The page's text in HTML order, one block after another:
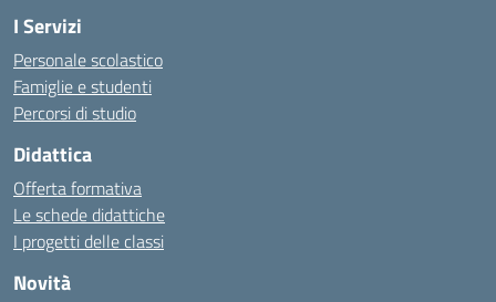
I Servizi
Personale scolastico
Famiglie e studenti
Percorsi di studio
Didattica
Offerta formativa
Le schede didattiche
I progetti delle classi
Novità